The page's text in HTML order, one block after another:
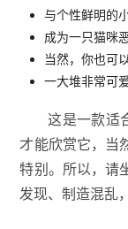
与个性鲜明的
成为一只猫咪
当然，你也可
一大堆非常可
这是一款适
才能欣赏它，当
特别。所以，请
发现、制造混乱